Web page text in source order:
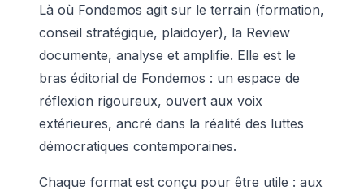
Là où Fondemos agit sur le terrain (formation,
conseil stratégique, plaidoyer), la Review
documente, analyse et amplifie. Elle est le
bras éditorial de Fondemos : un espace de
réflexion rigoureux, ouvert aux voix
extérieures, ancré dans la réalité des luttes
démocratiques contemporaines.
Chaque format est conçu pour être utile : aux